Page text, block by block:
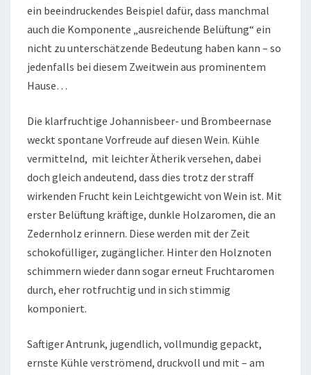
ein beeindruckendes Beispiel dafür, dass manchmal
auch die Komponente „ausreichende Belüftung“ ein
nicht zu unterschätzende Bedeutung haben kann – so
jedenfalls bei diesem Zweitwein aus prominentem
Hause…
Die klarfruchtige Johannisbeer- und Brombeernase
weckt spontane Vorfreude auf diesen Wein. Kühle
vermittelnd, mit leichter Ätherik versehen, dabei
doch gleich andeutend, dass dies trotz der straff
wirkenden Frucht kein Leichtgewicht von Wein ist. Mit
erster Belüftung kräftige, dunkle Holzaromen, die an
Zedernholz erinnern. Diese werden mit der Zeit
schokofülliger, zugänglicher. Hinter den Holznoten
schimmern wieder dann sogar erneut Fruchtaromen
durch, eher rotfruchtig und in sich stimmig
komponiert.
Saftiger Antrunk, jugendlich, vollmundig gepackt,
ernste Kühle verströmend, druckvoll und mit – am